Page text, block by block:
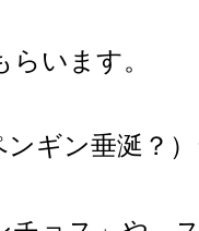
います。
ギン垂涎？